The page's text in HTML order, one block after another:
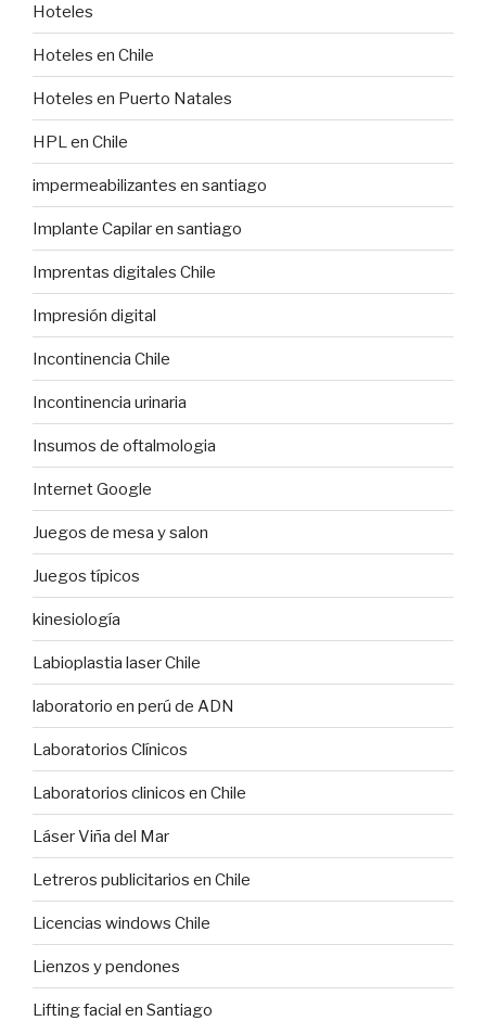
Hoteles
Hoteles en Chile
Hoteles en Puerto Natales
HPL en Chile
impermeabilizantes en santiago
Implante Capilar en santiago
Imprentas digitales Chile
Impresión digital
Incontinencia Chile
Incontinencia urinaria
Insumos de oftalmologia
Internet Google
Juegos de mesa y salon
Juegos típicos
kinesiología
Labioplastia laser Chile
laboratorio en perú de ADN
Laboratorios Clínicos
Laboratorios clinicos en Chile
Láser Viña del Mar
Letreros publicitarios en Chile
Licencias windows Chile
Lienzos y pendones
Lifting facial en Santiago